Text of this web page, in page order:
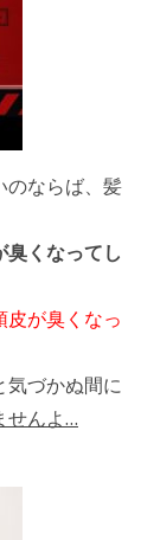
のならば、髪
くなってし
が臭くなっ
気づかぬ間に
せんよ…